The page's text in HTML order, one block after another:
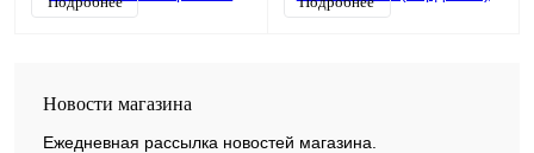
Новости магазина
Ежедневная рассылка новостей магазина.